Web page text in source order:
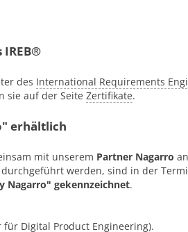
des International Requirements
sie auf der Seite Zertifikate.
erhältlich
mit unserem Partner Nagarro
werden, sind in der
Nagarro" gekennzeichnet.
für Digital Product Engineering).